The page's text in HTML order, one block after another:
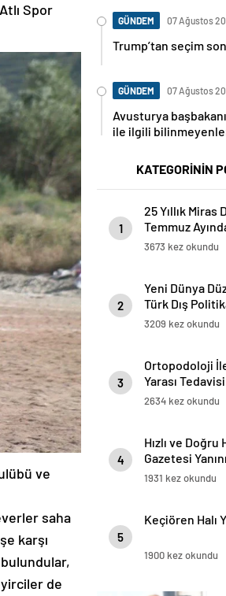
Spor
ve
saha
karşı
de
GÜNDEM 07 Ağustos
Trump’tan seçim
GÜNDEM 07 Ağustos
Avusturya
ile ilgili
KATEGORİNİN
1
25 Yıllık Miras
Temmuz
Duruşmasına
3673 kez okundu
2
Yeni Dünya
Türk Dış
Fidan Faktörü
3209 kez okundu
3
Ortopodoloji
Yarası Tedavisi
2634 kez okundu
4
Hızlı ve
Gazetesi
1931 kez okundu
5
Keçiören Halı
1900 kez okundu